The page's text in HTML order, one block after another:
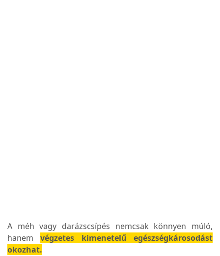
A méh vagy darázscsípés nemcsak könnyen múló,
hanemvégzetes kimenetelű egészségkárosodást
okozhat.